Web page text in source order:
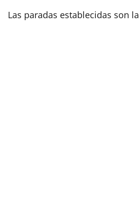
Las paradas establecidas son